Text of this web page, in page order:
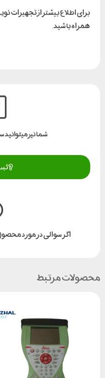
برای اطلاع بیشتر از تجهیزات
همراه باشید.
شما نیز میتوانید
اگر سوالی در مورد
محصولات مرتبط